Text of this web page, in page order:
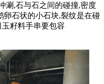
涮,石与石之间的碰撞,密度
卵石状的小石块,裂纹是在碰
籽料手串要包容